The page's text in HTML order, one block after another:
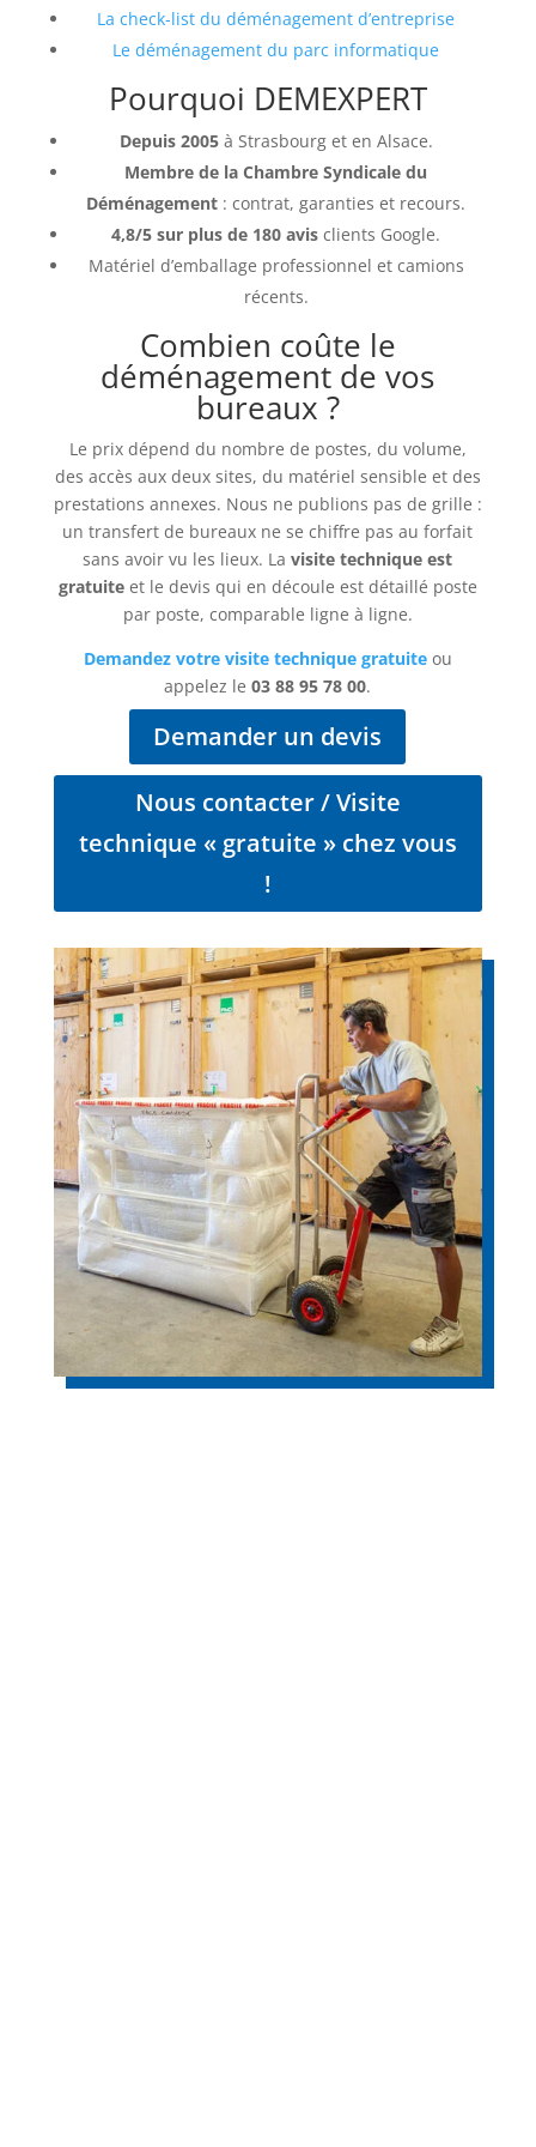
La check-list du déménagement d’entreprise
Le déménagement du parc informatique
Pourquoi DEMEXPERT
Depuis 2005à Strasbourg et en Alsace.
Membre de la Chambre Syndicale du
Déménagement : contrat, garanties et recours.
4,8/5 sur plus de 180 avis clients Google.
Matériel d’emballage professionnel et camions
récents.
Combien coûte le
déménagement de vos
bureaux ?
Le prix dépend du nombre de postes, du volume,
des accès aux deux sites, du matériel sensible et des
prestations annexes. Nous ne publions pas de grille :
un transfert de bureaux ne se chiffre pas au forfait
sans avoir vu les lieux. Lavisite technique est
gratuiteet le devis qui en découle est détaillé poste
par poste, comparable ligne à ligne.
Demandez votre visite technique gratuiteou
appelez le03 88 95 78 00.
Demander un devis
Nous contacter / Visite
technique « gratuite » chez vous
!